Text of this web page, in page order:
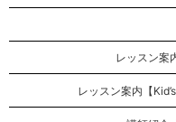
レッスン案
レッスン案内【